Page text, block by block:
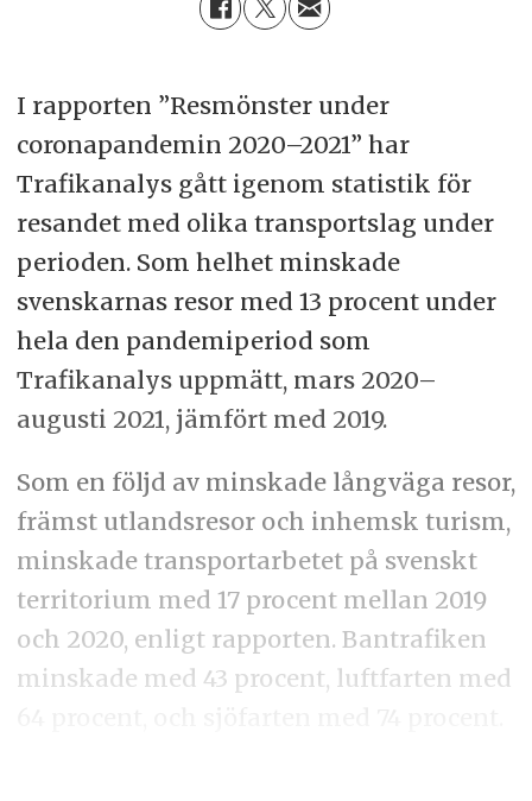
I rapporten ”Resmönster under
coronapandemin 2020–2021” har
Trafikanalys gått igenom statistik för
resandet med olika transportslag under
perioden. Som helhet minskade
svenskarnas resor med 13 procent under
hela den pandemiperiod som
Trafikanalys uppmätt, mars 2020–
augusti 2021, jämfört med 2019.
Som en följd av minskade långväga resor,
främst utlandsresor och inhemsk turism,
minskade transportarbetet på svenskt
territorium med 17 procent mellan 2019
och 2020, enligt rapporten. Bantrafiken
minskade med 43 procent, luftfarten med